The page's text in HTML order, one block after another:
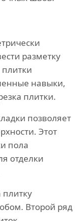
разметку
навыки,
плитки.
позволяет
Этот
пола
отделки
Второй ряд